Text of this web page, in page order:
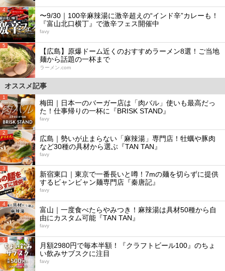
4
〜9/30｜100辛麻辣湯に激辛超えの“インド辛”カレーも！
『富山北口横丁』で激辛フェス開催中
favy
5
【広島】原爆ドーム近くのおすすめラーメン8選！ご当地
麺から話題の一杯まで
ラーメン.com
オススメ記事
1
梅田｜日本一のバーガー店は「肉バル」使いも最高だっ
た！仕事帰りの一杯に『BRISK STAND』
favy
2
広島｜勢いが止まらない「麻辣湯」専門店！牡蠣や豚肉
など30種の具材から選ぶ『TAN TAN』
favy
3
新宿東口｜東京で一番長いと噂！7mの麺を切らずに提供
するビャンビャン麺専門店『秦唐記』
favy
4
富山｜一度食べたらやみつき！麻辣湯は具材50種から自
由にカスタム可能『TAN TAN』
favy
5
月額2980円で毎本半額！『クラフトビール100』のちょ
い飲みサブスクに注目
favy